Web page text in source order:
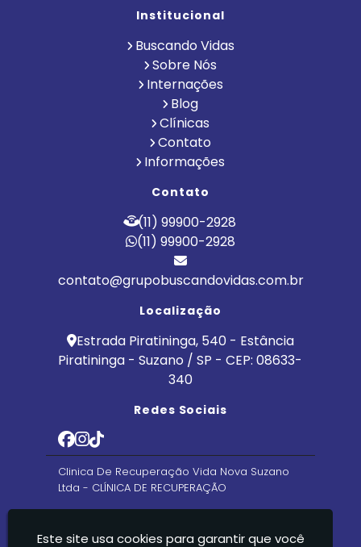
Institucional
Buscando Vidas
Sobre Nós
Internações
Blog
Clínicas
Contato
Informações
Contato
(11) 99900-2928
(11) 99900-2928
contato@grupobuscandovidas.com.br
Localização
Estrada Piratininga, 540 - Estância
Piratininga - Suzano / SP - CEP: 08633-
340
Redes Sociais
Clinica De Recuperação Vida Nova Suzano
Ltda - CLÍNICA DE RECUPERAÇÃO
Este site usa cookies para garantir que você